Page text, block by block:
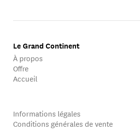
Le Grand Continent
À propos
Offre
Accueil
Informations légales
Conditions générales de vente